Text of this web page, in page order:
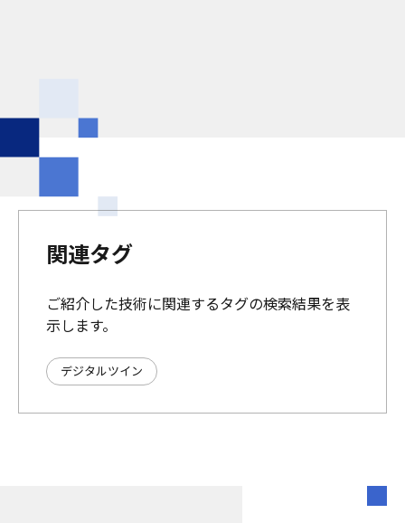
関連タグ
ご紹介した技術に関連するタグの検索結果を表
示します。
デジタルツイン